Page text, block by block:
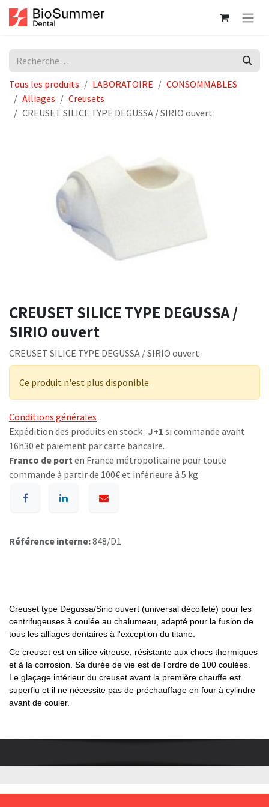
Se rendre au contenu
Tous les produits LABORATOIRE
CONSOMMABLES
Alliages
Creusets
CREUSET SILICE TYPE DEGUSSA / SIRIO ouvert
CREUSET SILICE TYPE DEGUSSA /
SIRIO ouvert
CREUSET SILICE TYPE DEGUSSA / SIRIO ouvert
Ce produit n'est plus disponible.
Conditions générales
Expédition des produits en stock : J+1 si commande avant
16h30 et paiement par carte bancaire.
Franco de port en France métropolitaine pour toute
commande à partir de 100€ et inférieure à 5 kg.
Référence interne:848/D1
Creuset type Degussa/Sirio ouvert (universal décolleté) pour les
centrifugeuses à coulée au chalumeau, adapté pour la fusion de
tous les alliages dentaires à l'exception du titane.
Ce creuset est en silice vitreuse, résistante aux chocs thermiques
et à la corrosion. Sa durée de vie est de l'ordre de 100 coulées.
Le glaçage intérieur du creuset avant la première chauffe est
superflu et il ne nécessite pas de préchauffage en four à cylindre
avant de couler.